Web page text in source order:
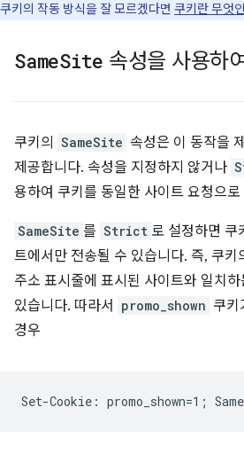
쿠키의 작동 방식을 잘 모르겠다면 쿠키란 무엇
SameSite 속성을 사용하
쿠키의 SameSite 속성은 이 동작을
제공합니다. 속성을 지정하지 않거나
용하여 쿠키를 동일한 사이트 요청으
SameSite 를 Strict 로 설정하면 쿠
트에서만 전송될 수 있습니다. 즉, 쿠키
주소 표시줄에 표시된 사이트와 일치
있습니다. 따라서
promo_shown 쿠키
경우